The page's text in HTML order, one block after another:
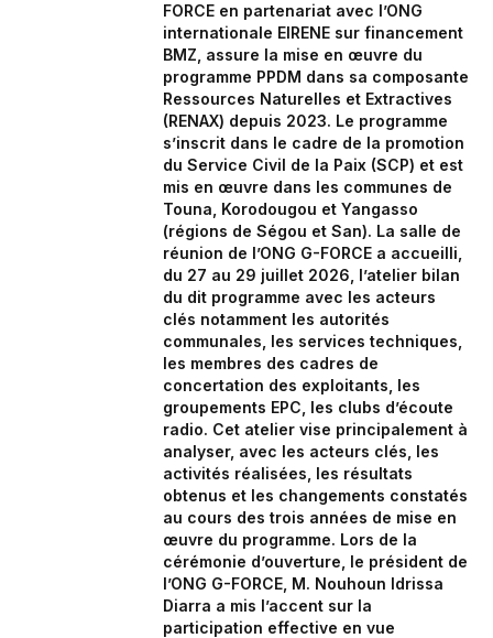
FORCE en partenariat avec l’ONG
internationale EIRENE sur financement
BMZ, assure la mise en œuvre du
programme PPDM dans sa composante
Ressources Naturelles et Extractives
(RENAX) depuis 2023. Le programme
s’inscrit dans le cadre de la promotion
du Service Civil de la Paix (SCP) et est
mis en œuvre dans les communes de
Touna, Korodougou et Yangasso
(régions de Ségou et San). La salle de
réunion de l’ONG G-FORCE a accueilli,
du 27 au 29 juillet 2026, l’atelier bilan
du dit programme avec les acteurs
clés notamment les autorités
communales, les services techniques,
les membres des cadres de
concertation des exploitants, les
groupements EPC, les clubs d’écoute
radio. Cet atelier vise principalement à
analyser, avec les acteurs clés, les
activités réalisées, les résultats
obtenus et les changements constatés
au cours des trois années de mise en
œuvre du programme. Lors de la
cérémonie d’ouverture, le président de
l’ONG G-FORCE, M. Nouhoun Idrissa
Diarra a mis l’accent sur la
participation effective en vue